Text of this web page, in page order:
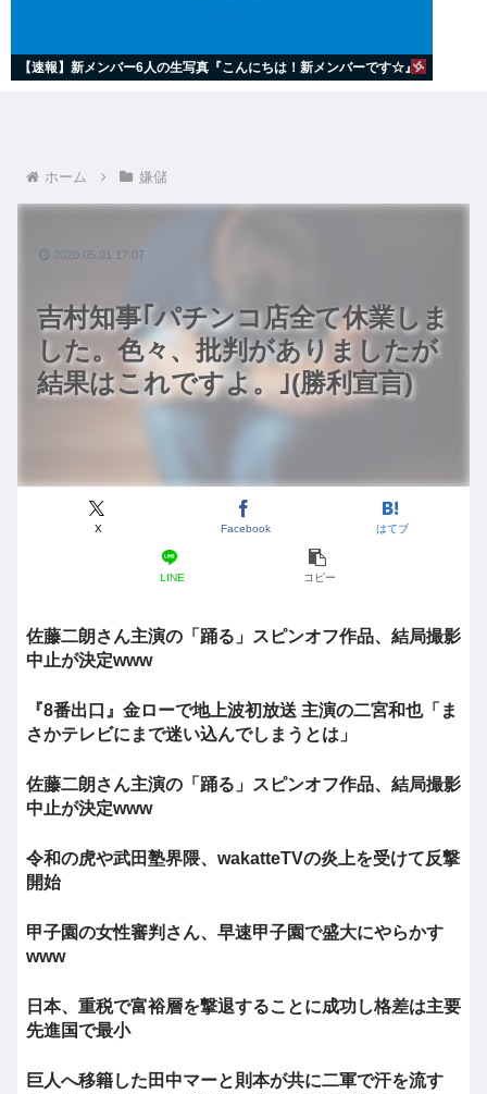
【速報】新メンバー6人の生写真『こんにちは！新メンバーです☆』
ホーム 嫌儲
吉村知事｢パチンコ店全て休業しま
した。色々、批判がありましたが
結果はこれですよ。｣(勝利宣言)
X Facebook はてブ
LINE コピー
2020.05.01 17:07
佐藤二朗さん主演の「踊る」スピンオフ作品、結局撮影
中止が決定www
『8番出口』金ローで地上波初放送 主演の二宮和也「ま
さかテレビにまで迷い込んでしまうとは」
佐藤二朗さん主演の「踊る」スピンオフ作品、結局撮影
中止が決定www
令和の虎や武田塾界隈、wakatteTVの炎上を受けて反撃
開始
甲子園の女性審判さん、早速甲子園で盛大にやらかす
www
日本、重税で富裕層を撃退することに成功し格差は主要
先進国で最小
巨人へ移籍した田中マーと則本が共に二軍で汗を流す